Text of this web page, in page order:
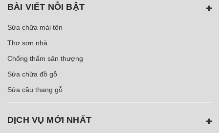
BÀI VIẾT NỖI BẬT
Sửa chữa mái tôn
Thợ sơn nhà
Chống thấm sân thượng
Sửa chữa đồ gỗ
Sửa cầu thang gỗ
DỊCH VỤ MỚI NHẤT